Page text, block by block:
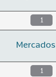
1
Mercados
1